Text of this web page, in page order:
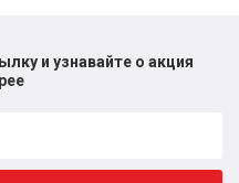
и узнавайте о акция